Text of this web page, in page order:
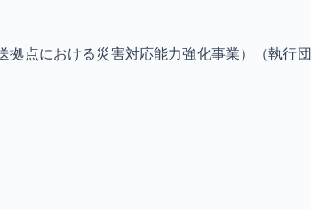
点における災害対応能力強化事業）（執行団